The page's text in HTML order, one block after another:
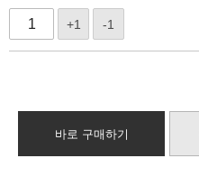
+1 -1
바로 구매하기